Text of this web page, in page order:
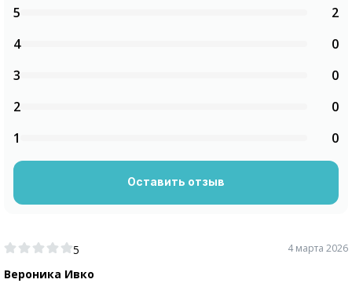
5
Вероника Ивко
4 марта 2026
5
2
4
0
3
0
2
0
1
0
Оставить отзыв